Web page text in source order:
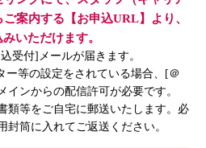
案内する【お申込URL】より、
いただけます。
受付]メールが届きます。
ー等の設定をされている場合、[＠
インからの配信許可が必要です。
類等をご自宅に郵送いたします。必
封筒に入れてご返送ください。